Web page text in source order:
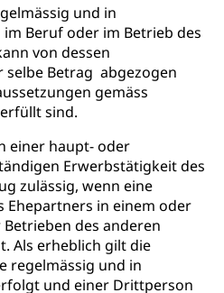
und in
Beruf oder im Betrieb des
von dessen
Betrag abgezogen
gemäss
sind.
einer haupt- oder
Erwerbstätigkeit des
zulässig, wenn eine
Ehepartners in einem oder
des anderen
Als erheblich gilt die
regelmässig und in
und einer Drittperson
Aufenthalt,
Migration
Visum, Geburtsurkunde
Fischereiausweis
bestellen
und Pyrotechnik
Identitätskarte
(Führerausweis,
Erwerb des
Bürgerrechts,